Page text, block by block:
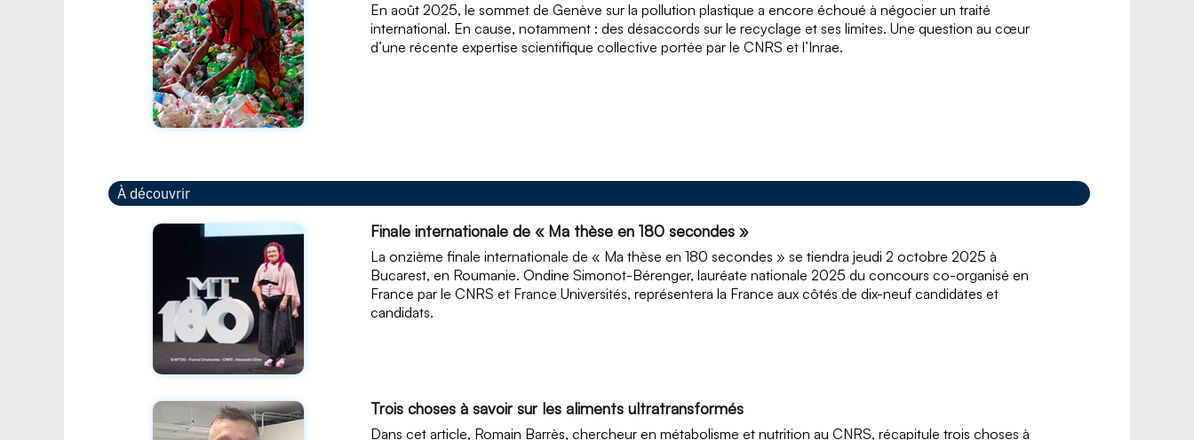
En août 2025, le sommet de Genève sur la pollution plastique a encore échoué à négocier un traité
international. En cause, notamment : des désaccords sur le recyclage et ses limites. Une question au cœur
d’une récente expertise scientifique collective portée par le CNRS et l’Inrae.
À découvrir
Finale internationale de « Ma thèse en 180 secondes »
La onzième finale internationale de « Ma thèse en 180 secondes » se tiendra jeudi 2 octobre 2025 à
Bucarest, en Roumanie. Ondine Simonot-Bérenger, lauréate nationale 2025 du concours co-organisé en
France par le CNRS et France Universités, représentera la France aux côtés de dix-neuf candidates et
candidats.
Trois choses à savoir sur les aliments ultratransformés
Dans cet article, Romain Barrès, chercheur en métabolisme et nutrition au CNRS, récapitule trois choses à